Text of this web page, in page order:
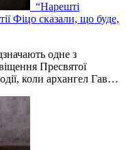
“Нарешті
Фіцо сказали, що буде,
одне з
Пресвятої
коли архангел Гав…